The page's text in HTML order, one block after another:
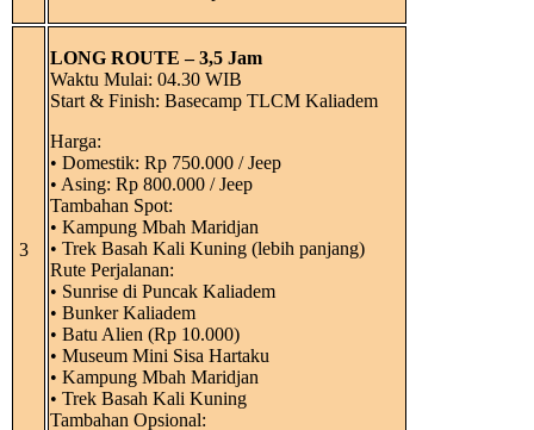
3
LONG ROUTE – 3,5 Jam
Waktu Mulai: 04.30 WIB
Start & Finish: Basecamp TLCM Kaliadem
Harga:
• Domestik: Rp 750.000 / Jeep
• Asing: Rp 800.000 / Jeep
Tambahan Spot:
• Kampung Mbah Maridjan
• Trek Basah Kali Kuning (lebih panjang)
Rute Perjalanan:
• Sunrise di Puncak Kaliadem
• Bunker Kaliadem
• Batu Alien (Rp 10.000)
• Museum Mini Sisa Hartaku
• Kampung Mbah Maridjan
• Trek Basah Kali Kuning
Tambahan Opsional: